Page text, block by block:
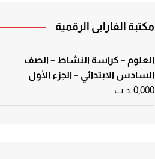
مكتبة الفارابي الرقمية
العلوم – كراسة النشاط – الصف
السادس الابتدائي – الجزء الأول
0,000 .د.ب